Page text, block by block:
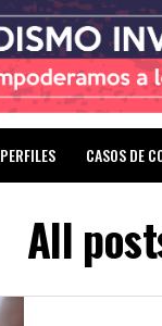
PERFILES CASOS DE
All